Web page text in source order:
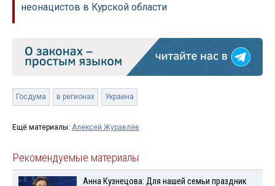
неонацистов в Курской области
Госдума в регионах Украина
Ещё материалы: Алексей Журавлёв
Рекомендуемые материалы
Анна Кузнецова: Для нашей семьи праздник